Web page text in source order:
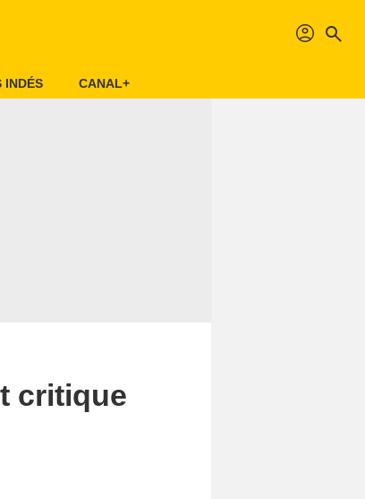
profil search
INDÉS CANAL+
critique